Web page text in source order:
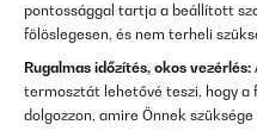
pontossággal tartja a beállított
fölöslegesen, és nem terheli
Rugalmas időzítés, okos vezérlés:
termosztát lehetővé teszi, hogy a
dolgozzon, amire Önnek